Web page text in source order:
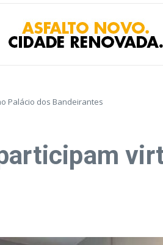
Palácio dos Bandeirantes